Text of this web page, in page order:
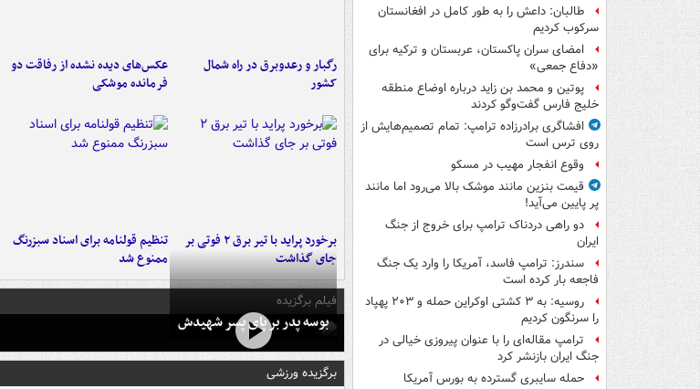
طالبان: داعش را به طور کامل در افغانستان
سرکوب کردیم
امضای سران پاکستان، عربستان و ترکیه برای
«دفاع جمعی»
پوتین و محمد بن زاید درباره اوضاع منطقه
خلیج فارس گفت‌وگو کردند
افشاگری برادرزاده ترامپ: تمام تصمیم‌هایش از
روی ترس است
وقوع انفجار مهیب در مسکو
قیمت بنزین مانند موشک بالا می‌رود اما مانند
پر پایین می‌آید!
دو راهی دردناک ترامپ برای خروج از جنگ
ایران
سندرز: ترامپ فاسد، آمریکا را وارد یک جنگ
فاجعه بار کرده است
روسیه: به ۳ کشتی اوکراین حمله و ۲۰۳ پهپاد
را سرنگون کردیم
ترامپ مقاله‌ای را با عنوان پیروزی خیالی در
جنگ ایران بازنشر کرد
حمله سایبری گسترده به بورس آمریکا
رگبار و رعدوبرق در راه شمال
کشور
عکس‌های دیده نشده از رفاقت دو
فرمانده‌ موشکی
برخورد پراید با تیر برق ۲ فوتی بر
جای گذاشت
تنظیم قولنامه برای اسناد سبزرنگ
ممنوع شد
فیلم برگزیده
بوسه‌ پدر بر پای پسر شهیدش
برگزیده ورزشی